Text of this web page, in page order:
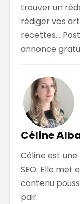
trouver un
rédiger vos
recettes…
annonce
Céline
Céline est
SEO. Elle met
contenu
pair.